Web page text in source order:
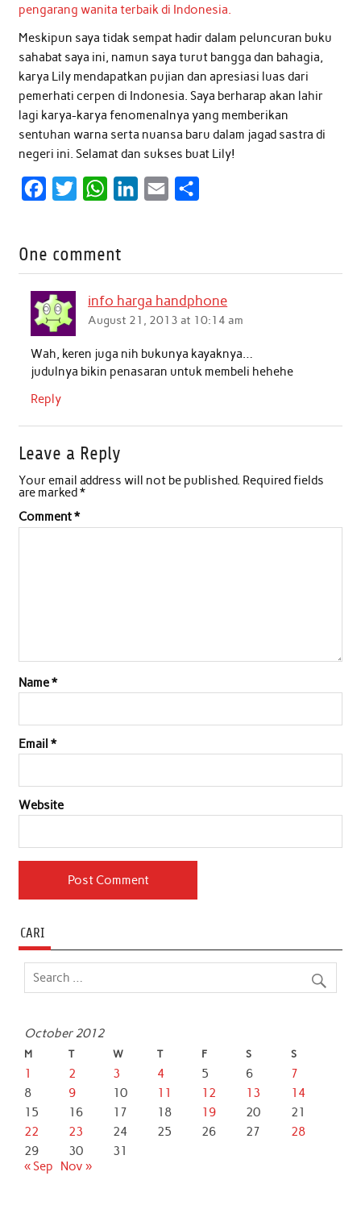
pengarang wanita terbaik di Indonesia.
Meskipun saya tidak sempat hadir dalam peluncuran buku
sahabat saya ini, namun saya turut bangga dan bahagia,
karya Lily mendapatkan pujian dan apresiasi luas dari
pemerhati cerpen di Indonesia. Saya berharap akan lahir
lagi karya-karya fenomenalnya yang memberikan
sentuhan warna serta nuansa baru dalam jagad sastra di
negeri ini. Selamat dan sukses buat Lily!
e
o
o
k
t
W
t
A
p
d
n
One comment
info harga handphone
August 21, 2013 at 10:14 am
Wah, keren juga nih bukunya kayaknya…
judulnya bikin penasaran untuk membeli hehehe
Reply
Leave a Reply
Your email address will not be published. Required fields
are marked*
Comment*
Name*
Email *
Website
CARI
October 2012
M T W T F S S
1 2 3 4 5 6
7
8
9 10 11 12 13
14
15
16 17 18 19 20
21
22
23 24 25 26 27
28
29
30
31
« Sep
Nov »